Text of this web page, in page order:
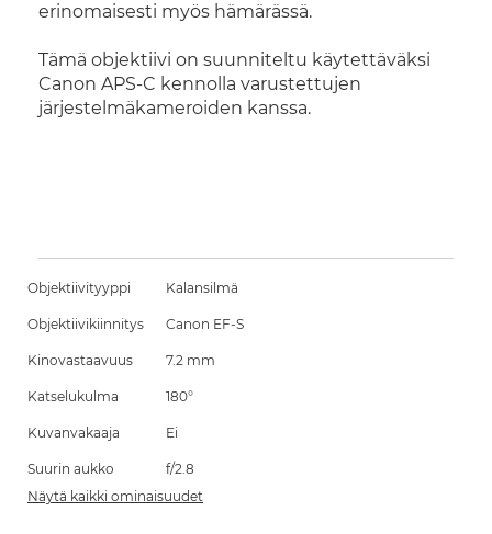
erinomaisesti myös hämärässä.
Tämä objektiivi on suunniteltu käytettäväksi
Canon APS-C kennolla varustettujen
järjestelmäkameroiden kanssa.
Objektiivityyppi Kalansilmä
Objektiivikiinnitys Canon EF-S
Kinovastaavuus 7.2 mm
Katselukulma 180°
Kuvanvakaaja Ei
Suurin aukko
f/2.8
Näytä kaikki ominaisuudet